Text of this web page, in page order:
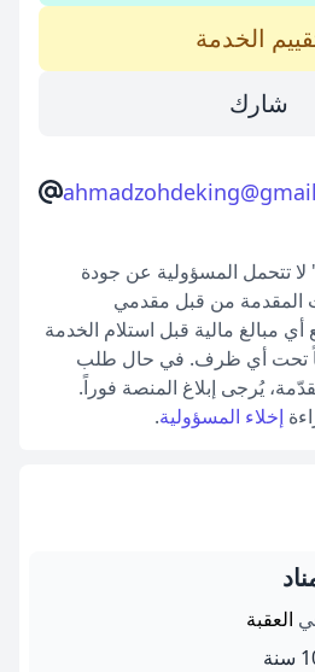
الخدمة
شارك
تتحمل المسؤولية عن جودة
المقدمة من قبل مقدمي
مبالغ مالية قبل استلام الخدمة
تحت أي ظرف. في حال طلب
يُرجى إبلاغ المنصة فوراً.
إخلاء المسؤولية.
العقبة